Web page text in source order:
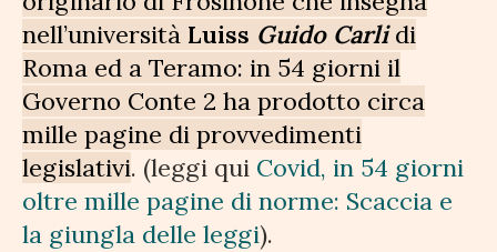
nell’università Luiss Guido Carli di
Roma ed a Teramo: in 54 giorni il
Governo Conte 2 ha prodotto circa
mille pagine di provvedimenti
legislativi. (leggi qui Covid, in 54 giorni
oltre mille pagine di norme: Scaccia e
la giungla delle leggi).